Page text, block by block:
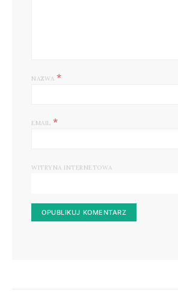
NAZWA *
EMAIL *
WITRYNA INTERNETOWA